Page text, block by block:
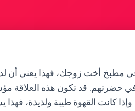
مطبخ أخت زوجك، فهذا يعني أن
حضرتهم. قد تكون هذه العلاقة
كانت القهوة طيبة ولذيذة،